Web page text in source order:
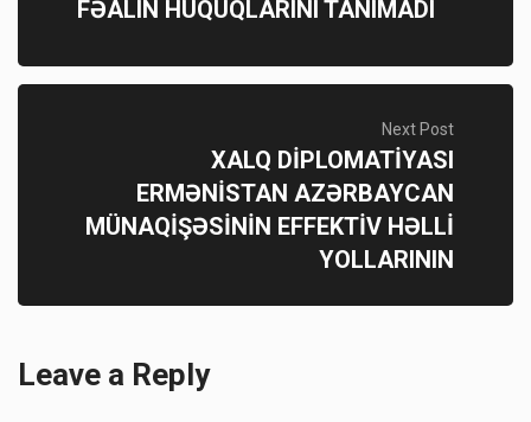
FƏALIN HÜQUQLARINI TANIMADI
Next Post
XALQ DİPLOMATİYASI
ERMƏNİSTAN AZƏRBAYCAN
MÜNAQİŞƏSİNİN EFFEKTİV HƏLLİ
YOLLARININ
Leave a Reply